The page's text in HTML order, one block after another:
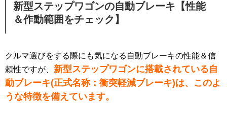
新型ステップワゴンの自動ブレーキ【性能
＆作動範囲をチェック】
クルマ選びをする際にも気になる自動ブレーキの性能＆信
頼性ですが、 新型ステップワゴンに搭載されている自
動ブレーキ(正式名称：衝突軽減ブレーキ)は、このよ
うな特徴を備えています。